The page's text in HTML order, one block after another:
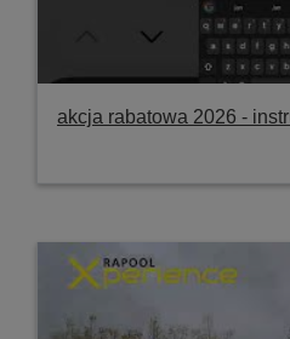
akcja rabatowa 2026 -